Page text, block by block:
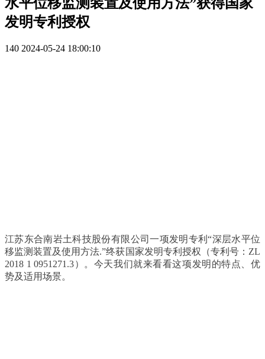
发明专利授权
140 2024-05-24 18:00:10
江苏东合南岩土科技股份有限公司一项发明专利“深层水平位
移监测装置及使用方法.”终获国家发明专利授权（专利号：ZL
2018 1 0951271.3）。今天我们就来看看这项发明的特点、优
势及适用场景。